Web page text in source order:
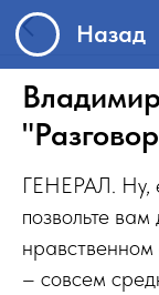
ГЕНЕРАЛ. Ну,
позвольте
нравственном
– совсем
Назад